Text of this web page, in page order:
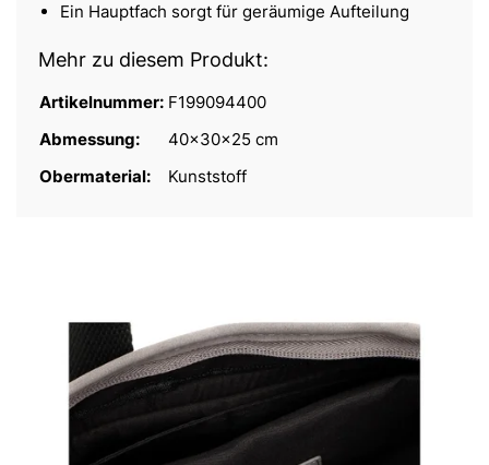
Ein Hauptfach sorgt für geräumige Aufteilung
Mehr zu diesem Produkt:
Artikelnummer: F199094400
Abmessung:
40x30x25 cm
Obermaterial:
Kunststoff